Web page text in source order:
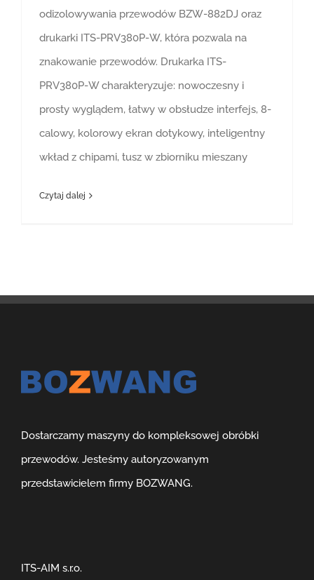
odizolowywania przewodów BZW-882DJ oraz
drukarki ITS-PRV380P-W, która pozwala na
znakowanie przewodów. Drukarka ITS-
PRV380P-W charakteryzuje: nowoczesny i
prosty wyglądem, łatwy w obsłudze interfejs, 8-
calowy, kolorowy ekran dotykowy, inteligentny
wkład z chipami, tusz w zbiorniku mieszany
Czytaj dalej
Dostarczamy maszyny do kompleksowej obróbki
przewodów. Jesteśmy autoryzowanym
przedstawicielem firmy BOZWANG.
ITS-AIM s.r.o.